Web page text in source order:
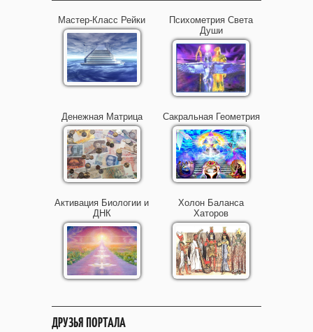
Мастер-Класс Рейки
Психометрия Света
Души
Денежная Матрица Сакральная Геометрия
Активация Биологии и
ДНК
Холон Баланса
Хаторов
ДРУЗЬЯ ПОРТАЛА